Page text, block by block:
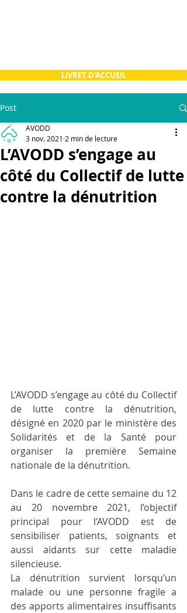
LIVRET D'ACCUEIL
Post
L’AVODD s’engage au
côté du Collectif de lutte
contre la dénutrition
AVODD
3 nov. 2021 2 min de lecture
L’AVODD s’engage au côté du Collectif
de lutte contre la dénutrition,
désigné en 2020 par le ministère des
Solidarités et de la Santé pour
organiser la première Semaine
nationale de la dénutrition.
Dans le cadre de cette semaine du 12
au 20 novembre 2021, l’objectif
principal pour l’AVODD est de
sensibiliser patients, soignants et
aussi aidants sur cette maladie
silencieuse.
La dénutrition survient lorsqu’un
malade ou une personne fragile a
des apports alimentaires insuffisants